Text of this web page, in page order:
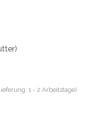
ist
1 - 2 Arbeitstage)